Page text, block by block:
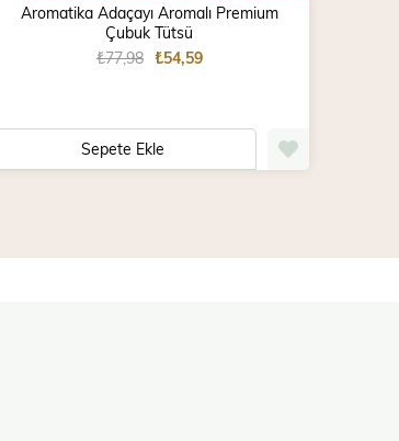
Aromatika Adaçayı Aromalı Premium
Çubuk Tütsü
₺54,59
₺77,98
Sepete Ekle